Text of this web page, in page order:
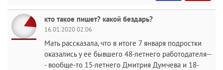
кто такое пишет? какой бездарь?
16.01.2020 02:06
Мать рассказала, что в итоге 7 января подростки
оказались у ее бывшего 48-летнего работодателя--
- вообще-то 15-летнего Дмитрия Думчева и 18-